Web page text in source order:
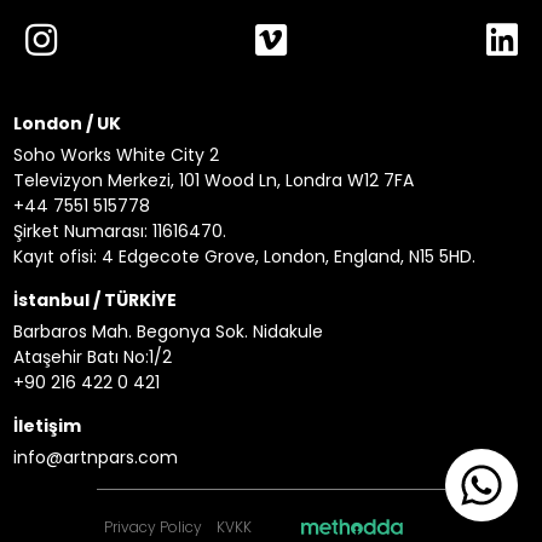
London / UK
Soho Works White City 2
Televizyon Merkezi, 101 Wood Ln, Londra W12 7FA
+44 7551 515778
Şirket Numarası: 11616470.
Kayıt ofisi: 4 Edgecote Grove, London, England, N15 5HD.
İstanbul / TÜRKİYE
Barbaros Mah. Begonya Sok. Nidakule
Ataşehir Batı No:1/2
+90 216 422 0 421
İletişim
info@artnpars.com
Privacy Policy KVKK